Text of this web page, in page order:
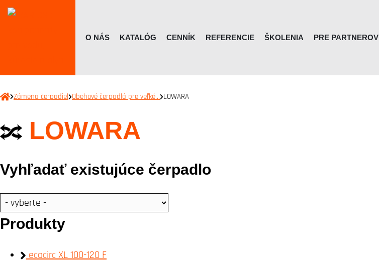
O NÁS KATALÓG CENNÍK REFERENCIE ŠKOLENIA PRE PARTNEROV
Zámena čerpadiel Obehové čerpadlá pre veľké… LOWARA
LOWARA
Vyhľadať existujúce čerpadlo
Produkty
ecocirc XL 100-120 F